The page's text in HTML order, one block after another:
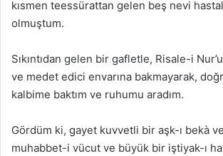
kısmen teessürattan gelen beş nevi
olmuştum.
Sıkıntıdan gelen bir gafletle, Risale-i
ve medet edici envarına bakmayarak,
kalbime baktım ve ruhumu aradım.
Gördüm ki, gayet kuvvetli bir aşk-ı bekà ve
muhabbet-i vücut ve büyük bir iştiyak-ı